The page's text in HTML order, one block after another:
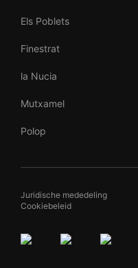
Els Poblets
Finestrat
la Nucia
Mutxamel
Polop
Juridische mededeling
Cookiebeleid